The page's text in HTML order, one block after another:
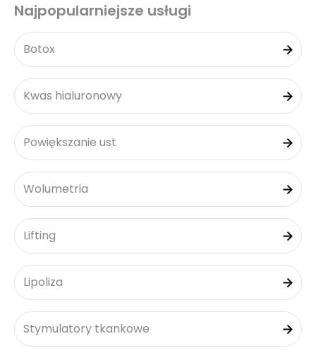
Najpopularniejsze usługi
Botox
Kwas hialuronowy
Powiększanie ust
Wolumetria
Lifting
Lipoliza
Stymulatory tkankowe